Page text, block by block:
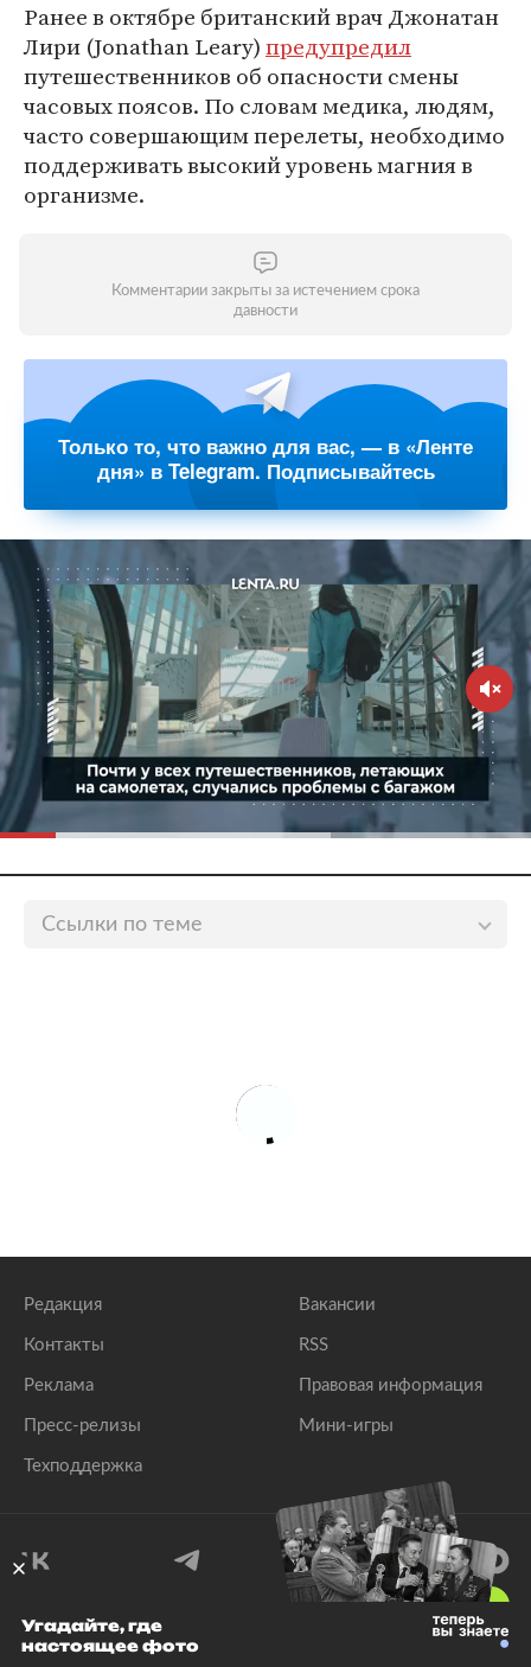
Ранее в октябре британский врач Джонатан
Лири (Jonathan Leary)предупредил
путешественников об опасности смены
часовых поясов. По словам медика, людям,
часто совершающим перелеты, необходимо
поддерживать высокий уровень магния в
организме.
Комментарии закрыты за истечением срока
давности
Только то, что важно для вас, — в «Ленте
дня» в Telegram. Подписывайтесь
Ссылки по теме
Стюардесса назвала необходимые действия в
Редакция
Контакты
Реклама
Пресс-релизы
Техподдержка
Вакансии
RSS
Правовая информация
Мини-игры
© 1999–2026 Все права защищены.
Угадайте, где
настоящее фото